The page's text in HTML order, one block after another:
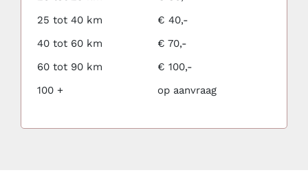
25 tot 40 km
€ 40,-
40 tot 60 km
€ 70,-
60 tot 90 km
€ 100,-
100 +
op aanvraag